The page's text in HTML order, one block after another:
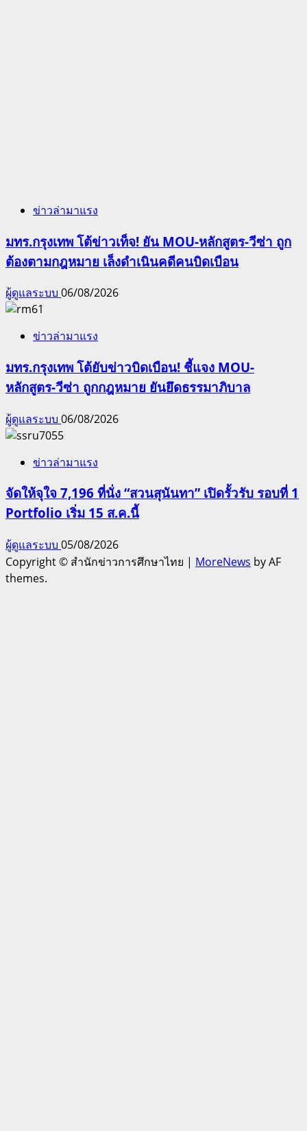
ข่าวล่ามาแรง
มทร.กรุงเทพ โต้ข่าวเท็จ! ยัน MOU-หลักสูตร-วีซ่า ถูก
ต้องตามกฎหมาย เล็งดำเนินคดีคนบิดเบือน
ผู้ดูแลระบบ 06/08/2026
ข่าวล่ามาแรง
มทร.กรุงเทพ โต้ยับข่าวบิดเบือน! ชี้แจง MOU-
หลักสูตร-วีซ่า ถูกกฎหมาย ยันยึดธรรมาภิบาล
ผู้ดูแลระบบ 06/08/2026
ข่าวล่ามาแรง
จัดให้จุใจ 7,196 ที่นั่ง “สวนสุนันทา” เปิดรั้วรับ รอบที่ 1
Portfolio เริ่ม 15 ส.ค.นี้
ผู้ดูแลระบบ 05/08/2026
Copyright © สำนักข่าวการศึกษาไทย | MoreNews by AF
themes.